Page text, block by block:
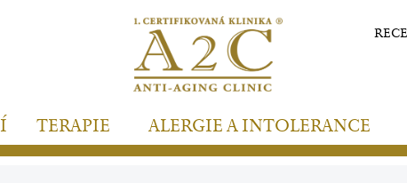
TERAPIE ALERGIE A INTOLERANCE